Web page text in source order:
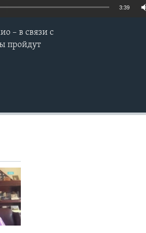
3:39
– в связи с
пройдут